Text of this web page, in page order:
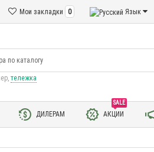
Язык
Мои закладки 0
тележка
ДИЛЕРАМ
SALE
АКЦИИ